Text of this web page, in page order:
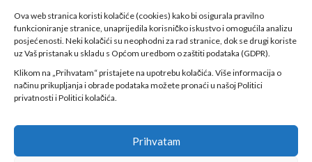
Ova web stranica koristi kolačiće (cookies) kako bi osigurala pravilno
funkcioniranje stranice, unaprijedila korisničko iskustvo i omogućila analizu
posjećenosti. Neki kolačići su neophodni za rad stranice, dok se drugi koriste
uz Vaš pristanak u skladu s Općom uredbom o zaštiti podataka (GDPR).
Klikom na „Prihvatam“ pristajete na upotrebu kolačića. Više informacija o
načinu prikupljanja i obrade podataka možete pronaći u našoj Politici
privatnosti i Politici kolačića.
Prihvatam